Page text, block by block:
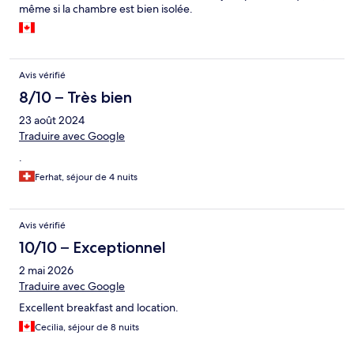
même si la chambre est bien isolée.
Avis vérifié
8/10 – Très bien
23 août 2024
Traduire avec Google
.
Ferhat, séjour de 4 nuits
Avis vérifié
10/10 – Exceptionnel
2 mai 2026
Traduire avec Google
Excellent breakfast and location.
Cecilia, séjour de 8 nuits